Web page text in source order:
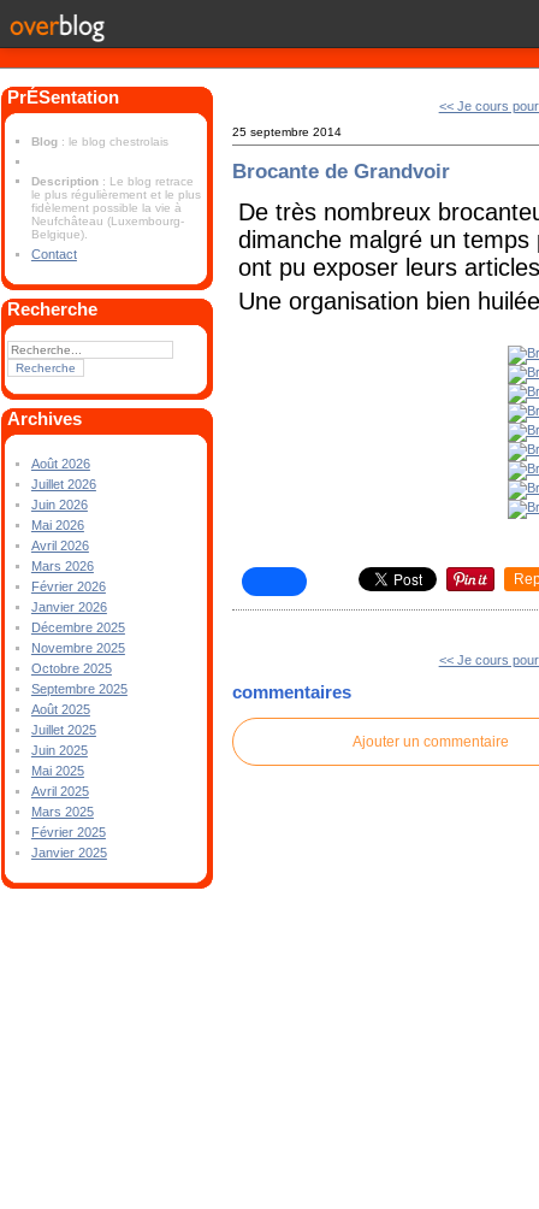
PrÉSentation
Blog : le blog chestrolais
Description : Le blog retrace
le plus régulièrement et le plus
fidèlement possible la vie à
Neufchâteau (Luxembourg-
Belgique).
Contact
Recherche
Archives
Août 2026
Juillet 2026
Juin 2026
Mai 2026
Avril 2026
Mars 2026
Février 2026
Janvier 2026
Décembre 2025
Novembre 2025
Octobre 2025
Septembre 2025
Août 2025
Juillet 2025
Juin 2025
Mai 2025
Avril 2025
Mars 2025
Février 2025
Janvier 2025
<< Je cours
25 septembre 2014
Brocante de Grandvoir
De très nombreux
dimanche malgré un
ont pu exposer leurs
Une organisation bien
<< Je cours
commentaires
Ajouter un commentaire